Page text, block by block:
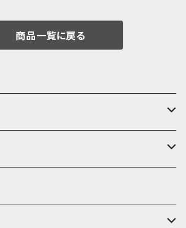
商品一覧に戻る